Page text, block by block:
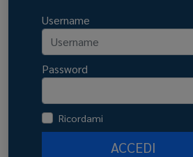
Username
Password
Ricordami
ACCEDI